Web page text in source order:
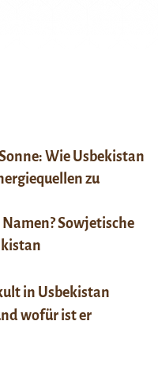
Wie Usbekistan
zu
Sowjetische
in Usbekistan
wofür ist er